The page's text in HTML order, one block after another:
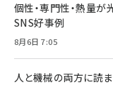
個性・専門性・熱量が
SNS好事例
8月6日 7:05
人と機械の両方に読ま